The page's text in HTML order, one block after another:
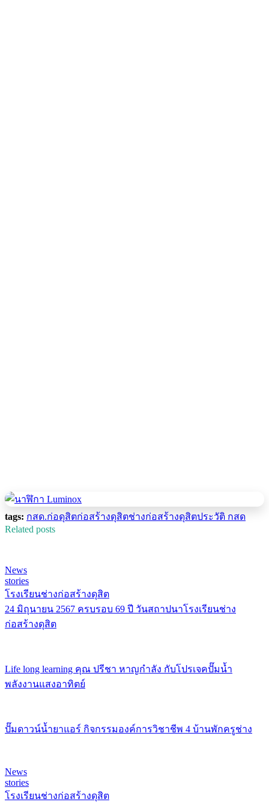
tags: กสด.ก่อดุสิตก่อสร้างดุสิตช่างก่อสร้างดุสิตประวัติ กสด
Related posts
News
stories
โรงเรียนช่างก่อสร้างดุสิต
24 มิถุนายน 2567 ครบรอบ 69 ปี วันสถาปนาโรงเรียนช่าง
ก่อสร้างดุสิต
Life long learning คุณ ปรีชา หาญกำลัง กับโปรเจคปั๊มน้ำ
พลังงานแสงอาทิตย์
ปั๊มดาวน์น้ำยาแอร์ กิจกรรมองค์การวิชาชีพ 4 บ้านพักครูช่าง
News
stories
โรงเรียนช่างก่อสร้างดุสิต